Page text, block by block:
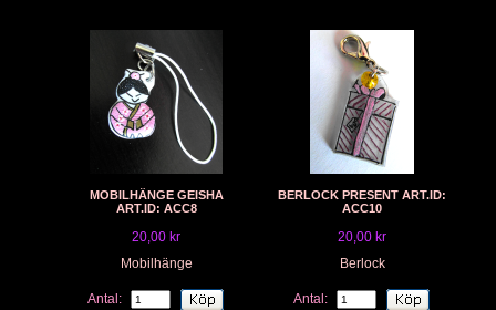
MOBILHÄNGE GEISHA
ART.ID: ACC8
20,00 kr
Mobilhänge
Antal:
BERLOCK PRESENT ART.ID:
ACC10
20,00 kr
Berlock
Antal: